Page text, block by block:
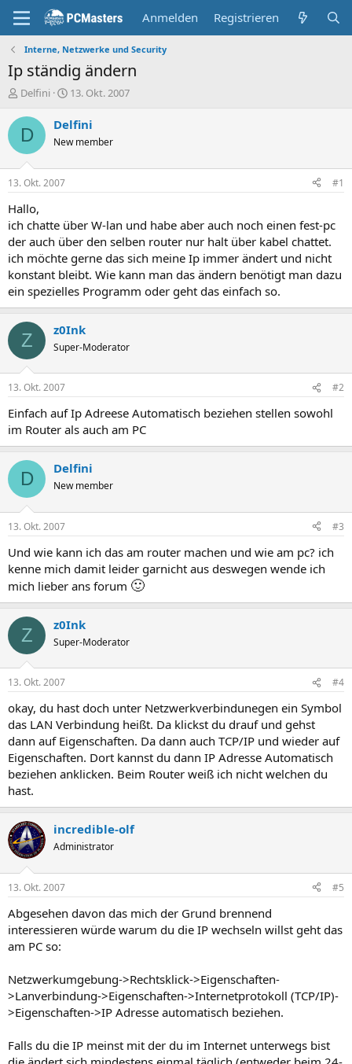
Anmelden Registrieren
Interne, Netzwerke und Security
Ip ständig ändern
E
s
e
r
Delfini
E
s
e
t
m
13. Okt. 2007
D Delfini
New member
13. Okt. 2007 #1
Hallo,
ich chatte über W-lan und habe aber auch noch einen fest-pc
der auch über den selben router nur halt über kabel chattet.
ich möchte gerne das sich meine Ip immer ändert und nicht
konstant bleibt. Wie kann man das ändern benötigt man dazu
ein spezielles Programm oder geht das einfach so.
Z z0Ink
Super-Moderator
13. Okt. 2007 #2
Einfach auf Ip Adreese Automatisch beziehen stellen sowohl
im Router als auch am PC
D Delfini
New member
13. Okt. 2007 #3
Und wie kann ich das am router machen und wie am pc? ich
kenne mich damit leider garnicht aus deswegen wende ich
mich lieber ans forum 🙂
Z z0Ink
Super-Moderator
13. Okt. 2007 #4
okay, du hast doch unter Netzwerkverbindunegen ein Symbol
das LAN Verbindung heißt. Da klickst du drauf und gehst
dann auf Eigenschaften. Da dann auch TCP/IP und wieder auf
Eigenschaften. Dort kannst du dann IP Adresse Automatisch
beziehen anklicken. Beim Router weiß ich nicht welchen du
hast.
incredible-olf
Administrator
13. Okt. 2007 #5
Abgesehen davon das mich der Grund brennend
interessieren würde warum du die IP wechseln willst geht das
am PC so:
Netzwerkumgebung->Rechtsklick->Eigenschaften-
>Lanverbindung->Eigenschaften->Internetprotokoll (TCP/IP)-
>Eigenschaften->IP Adresse automatisch beziehen.
Falls du die IP meinst mit der du im Internet unterwegs bist